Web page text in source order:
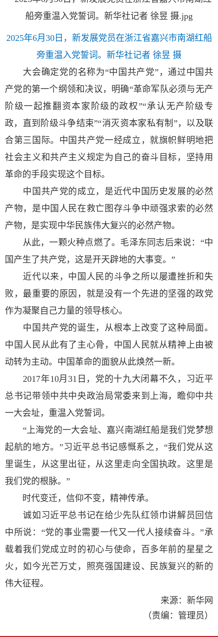
2025年6月30日，新发展党员在浙江省嘉兴市南湖红船
旁重温入党誓词。新华社记者 徐昱 摄
大会确定党的名称为“中国共产党”，通过中国共
产党的第一个纲领和决议，明确“革命军队必须与无产
阶级一起推翻资本家阶级的政权”“承认无产阶级专
政，直到阶级斗争结束”“消灭资本家私有制”，以及联
合第三国际。中国共产党一经成立，就旗帜鲜明地把
社会主义和共产主义规定为自己的奋斗目标，坚持用
革命的手段实现这个目标。
中国共产党的成立，是近代中国历史发展的必然
产物，是中国人民在救亡图存斗争中顽强求索的必然
产物，是实现中华民族伟大复兴的必然产物。
从此，一颗火种点燃了。毛泽东同志后来说：“中
国产生了共产党，这是开天辟地的大事变。”
近代以来，中国人民的斗争之所以屡遭挫折和失
败，最重要的原因，就是没有一个先进的坚强的政党
作为凝聚自己力量的领导核心。
中国共产党的诞生，从根本上改变了这种局面。
中国人民从此有了主心骨，中国人民就从精神上由被
动转为主动。中国革命的面貌从此焕然一新。
2017年10月31日，党的十九大闭幕不久，习近平
总书记带领中共中央政治局常委来到上海，瞻仰中共
一大会址，重温入党誓词。
“上海党的一大会址、嘉兴南湖红船是我们党梦想
起航的地方。”习近平总书记感慨系之，“我们党从这
里诞生，从这里出征，从这里走向全国执政。这里是
我们党的根脉。”
时代变迁，信仰不变，精神传承。
诚如习近平总书记在给少先队红领巾讲解员回信
中所说：“党的事业需要一代又一代人接续奋斗。”承
载着我们党成立时的初心与使命，百多年前的星星之
火，如今光芒万丈，照亮强国建设、民族复兴的新的
伟大征程。
来源：新华网
（责编：管理员）